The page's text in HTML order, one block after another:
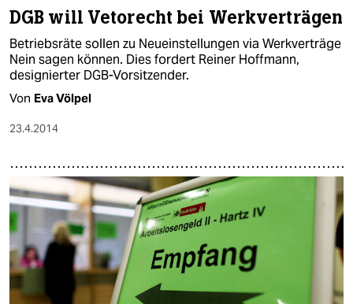
DGB will Vetorecht bei Werkverträgen
Betriebsräte sollen zu Neueinstellungen via Werkverträge
Nein sagen können. Dies fordert Reiner Hoffmann,
designierter DGB-Vorsitzender.
Von Eva Völpel
23.4.2014